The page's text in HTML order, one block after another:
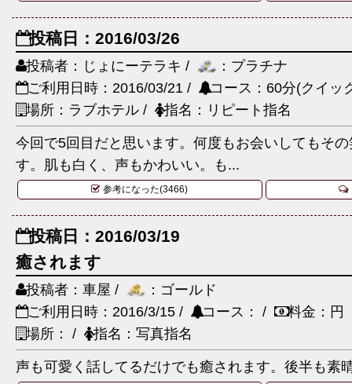
投稿日：2016/03/26
投稿者：じょにーテラキ /
：プラチナ
ご利用日時：2016/03/21 /
コース：60分(クイ
場所：ラブホテル /
指名：リピート指名
今回で5回目だと思います。何度もお会いしてもそ
す。肌も白く、声もかわいい。も...
参考になった(3466)
投稿日：2016/03/19
癒されます
投稿者：車屋 /
：ゴールド
ご利用日時：2016/3/15 /
コース： /
料金：円
場所： /
指名：写真指名
声も可愛く話してるだけでも癒されます。後半も素